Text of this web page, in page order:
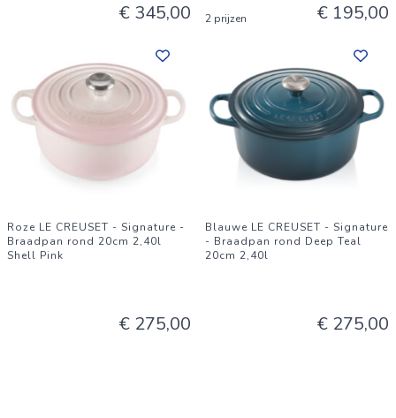
€ 345,00 2 prijzen € 195,00
Roze LE CREUSET - Signature -
Braadpan rond 20cm 2,40l
Shell Pink
€ 275,00
Blauwe LE CREUSET - Signature
- Braadpan rond Deep Teal
20cm 2,40l
€ 275,00